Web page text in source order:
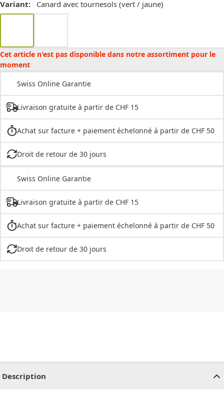
Variant: Canard avec tournesols (vert / jaune)
Cet article n'est pas disponible dans notre assortiment pour le
moment
Swiss Online Garantie
Livraison gratuite à partir de CHF 15
Achat sur facture + paiement échelonné à partir de CHF 50
Droit de retour de 30 jours
Swiss Online Garantie
Livraison gratuite à partir de CHF 15
Achat sur facture + paiement échelonné à partir de CHF 50
Droit de retour de 30 jours
Description